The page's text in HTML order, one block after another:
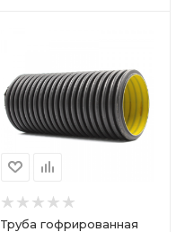
Труба гофрированная